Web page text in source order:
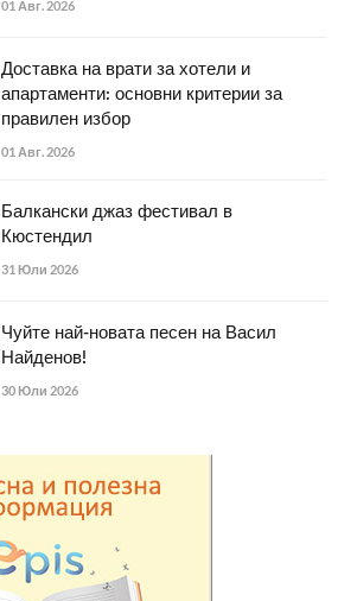
01 Авг. 2026
Доставка на врати за хотели и
апартаменти: основни критерии за
правилен избор
01 Авг. 2026
Балкански джаз фестивал в
Кюстендил
31 Юли 2026
Чуйте най-новата песен на Васил
Найденов!
30 Юли 2026